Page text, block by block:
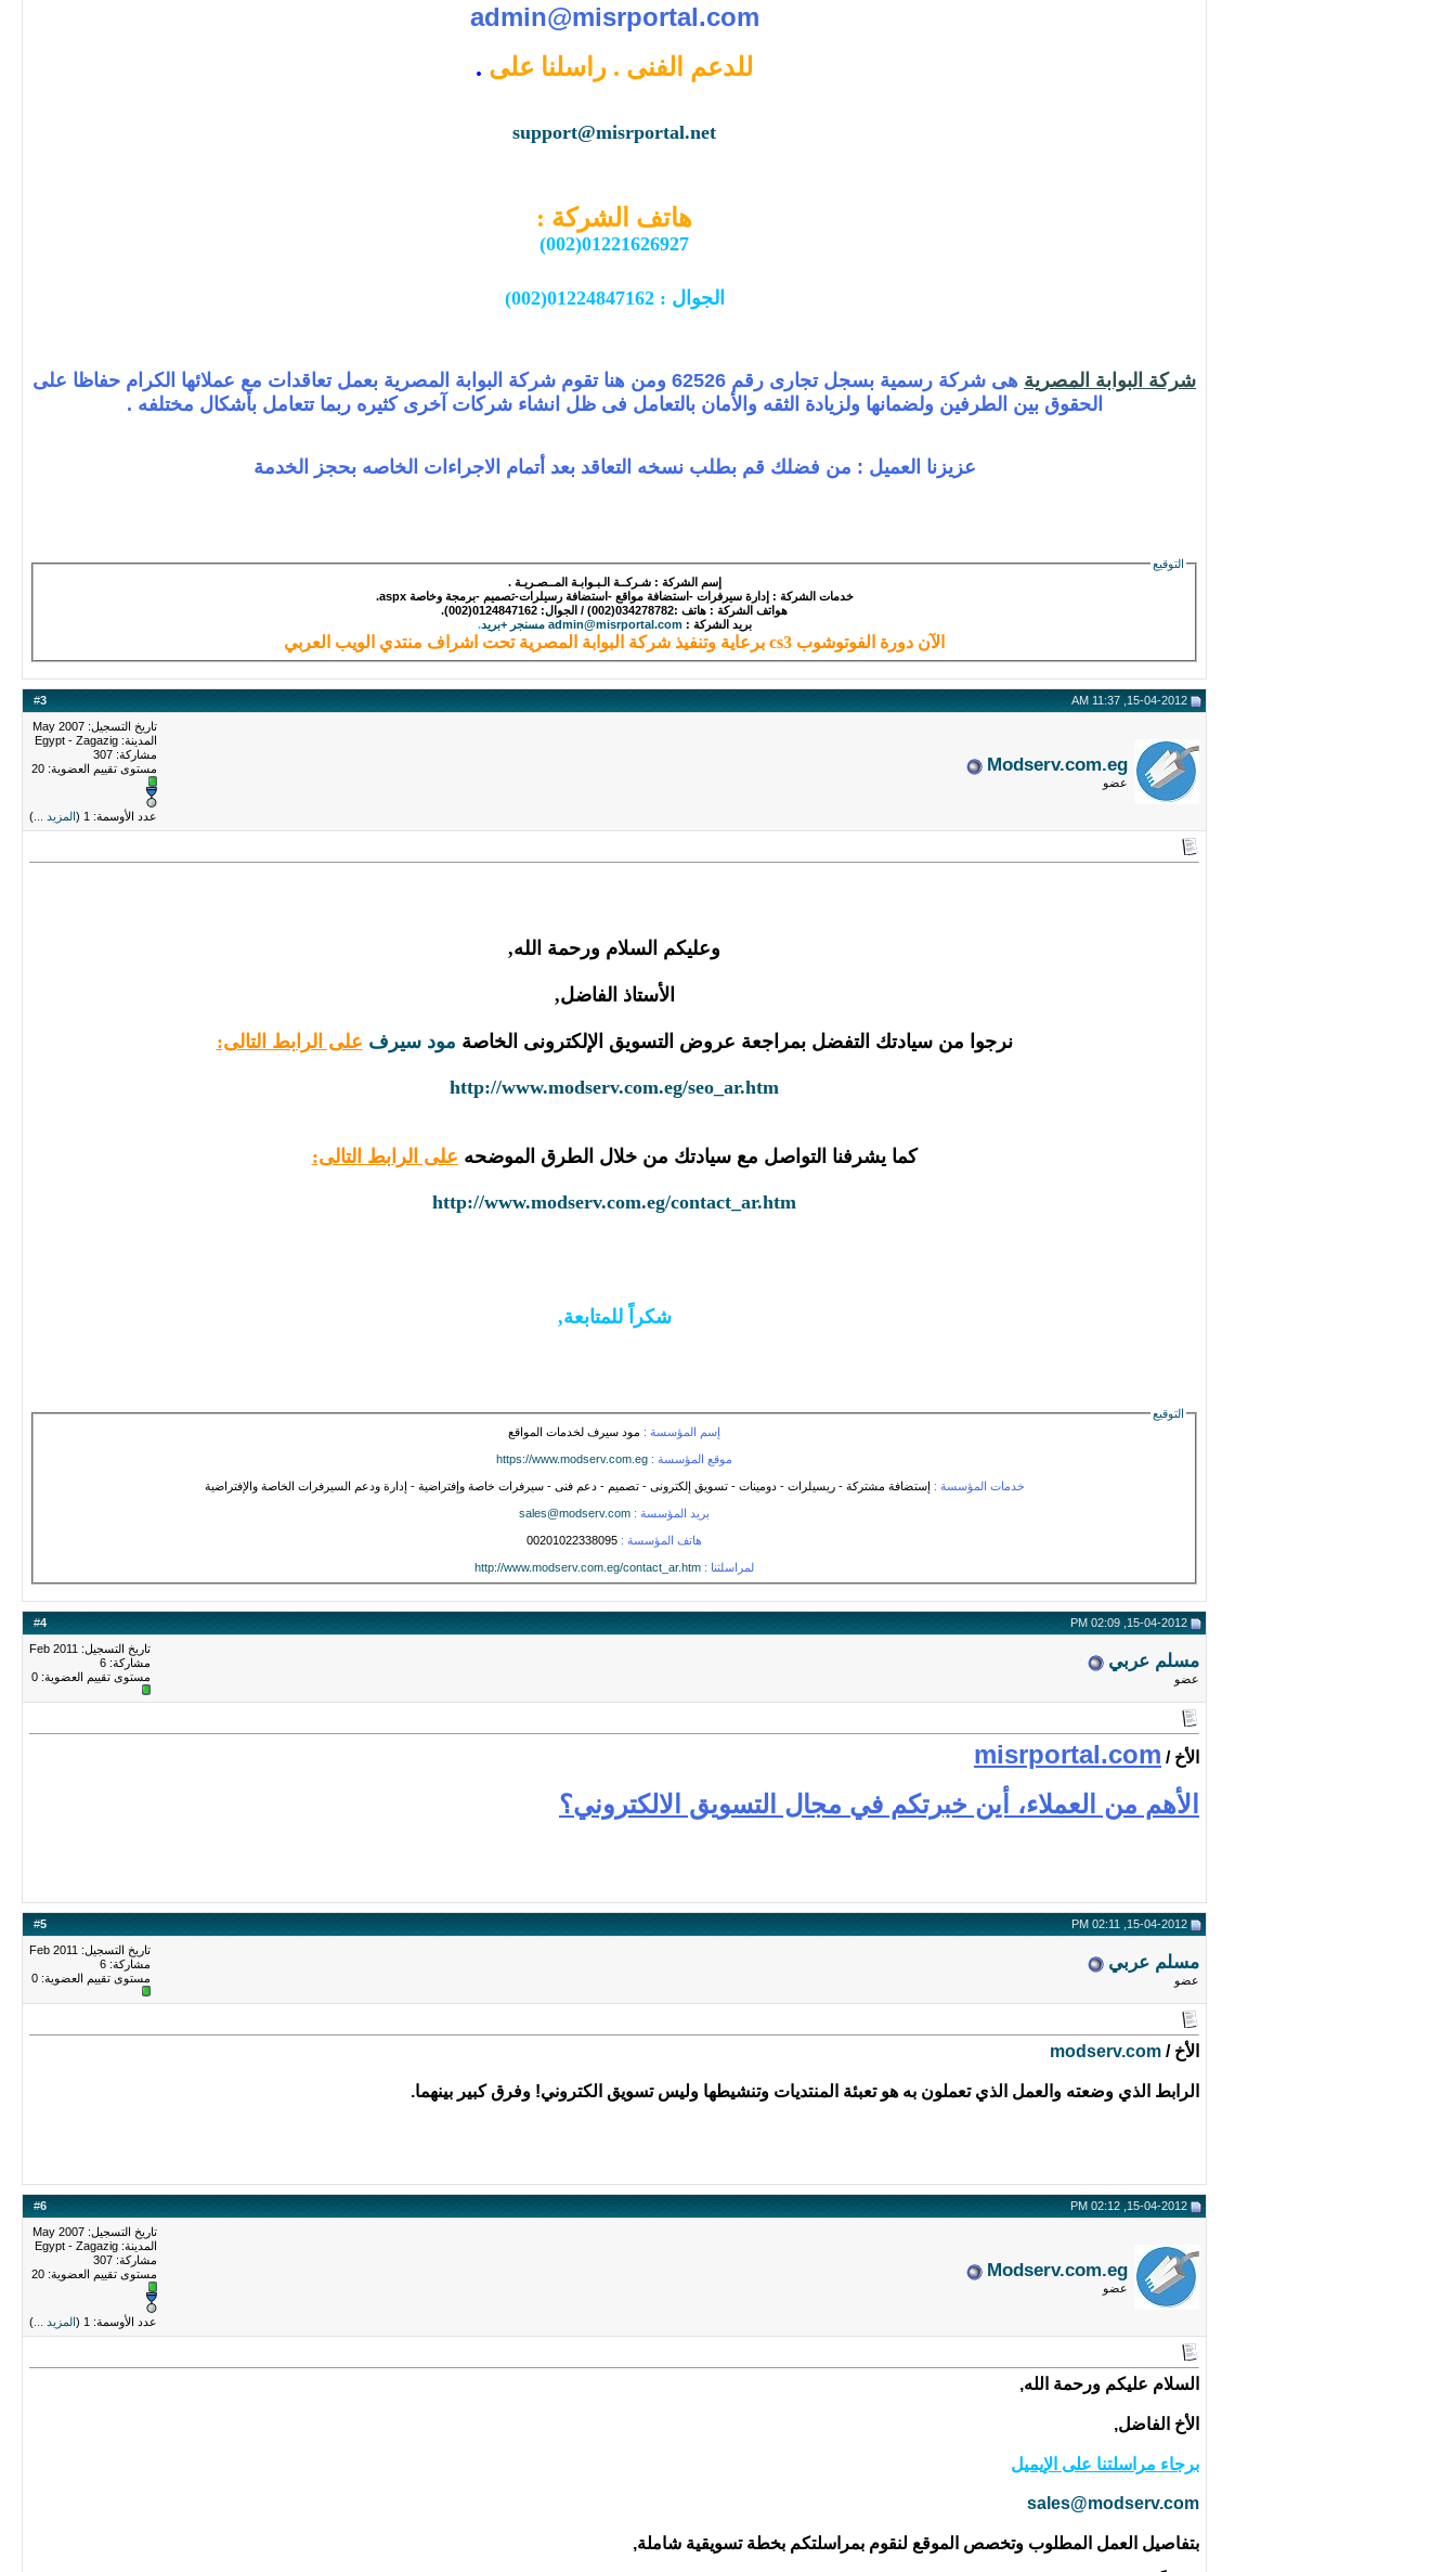
admin@misrportal.com
للدعم الفنى . راسلنا على .
support@misrportal.net
هاتف الشركة :
01221626927(002)
الجوال : 01224847162(002)
شركة البوابة المصرية
هى شركة رسمية بسجل تجارى رقم 62526 ومن هنا تقوم شركة البوابة المصرية بعمل تعاقدات مع عملائها الكرام حفاظا على
الحقوق بين الطرفين ولضمانها ولزيادة الثقه والأمان بالتعامل فى ظل انشاء شركات آخرى كثيره ربما تتعامل بأشكال مختلفه .
عزيزنا العميل : من فضلك قم بطلب نسخه التعاقد بعد أتمام الاجراءات الخاصه بحجز الخدمة
التوقيع
إسم الشركة : شـركــة الـبـوابـة المــصـريـة .
خدمات الشركة : إدارة سيرفرات -استضافة مواقع -استضافة رسيلرات-تصميم -برمجة وخاصة aspx.
هواتف الشركة : هاتف :034278782(002) / الجوال: 0124847162(002).
بريد الشركة :admin@misrportal.com مسنجر +بريد .
الآن دورة الفوتوشوب cs3 برعاية وتنفيذ شركة البوابة المصرية تحت اشراف منتدي الويب العربي
#3
Modserv.com.eg
عضو
تاريخ التسجيل: May 2007
المدينة: Egypt - Zagazig
مشاركة: 307
مستوى تقييم العضوية: 20
عدد الأوسمة: 1 ( المزيد ... )
وعليكم السلام ورحمة الله,
الأستاذ الفاضل,
نرجوا من سيادتك التفضل بمراجعة عروض التسويق الإلكترونى الخاصة مود سيرف على الرابط التالى:
http://www.modserv.com.eg/seo_ar.htm
كما يشرفنا التواصل مع سيادتك من خلال الطرق الموضحه على الرابط التالى:
http://www.modserv.com.eg/contact_ar.htm
شكراً للمتابعة,
التوقيع
إسم المؤسسة : مود سيرف لخدمات المواقع
موقع المؤسسة : https://www.modserv.com.eg
خدمات المؤسسة : إستضافة مشتركة - ريسيلرات - دومينات - تسويق إلكترونى - تصميم - دعم فنى - سيرفرات خاصة وإفتراضية - إدارة ودعم السيرفرات الخاصة والإفتراضية
بريد المؤسسة : sales@modserv.com
هاتف المؤسسة :
لمراسلتنا : http://www.modserv.com.eg/contact_ar.htm
#4
مسلم عربي
عضو
تاريخ التسجيل: Feb 2011
مشاركة: 6
مستوى تقييم العضوية: 0
الأخ / misrportal.com
الأهم من العملاء، أين خبرتكم في مجال التسويق الالكتروني؟
#5
مسلم عربي
عضو
تاريخ التسجيل: Feb 2011
مشاركة: 6
مستوى تقييم العضوية: 0
الأخ / modserv.com
الرابط الذي وضعته والعمل الذي تعملون به هو تعبئة المنتديات وتنشيطها وليس تسويق الكتروني! وفرق كبير بينهما.
#6
Modserv.com.eg
عضو
تاريخ التسجيل: May 2007
المدينة: Egypt - Zagazig
مشاركة: 307
مستوى تقييم العضوية: 20
عدد الأوسمة: 1 ( المزيد ... )
السلام عليكم ورحمة الله,
الأخ الفاضل,
برجاء مراسلتنا على الإيميل
sales@modserv.com
بتفاصيل العمل المطلوب وتخصص الموقع لنقوم بمراسلتكم بخطة تسويقية شاملة,